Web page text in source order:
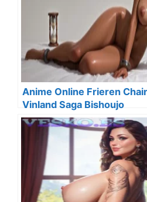
Anime Online Frieren
Vinland Saga Bishoujo